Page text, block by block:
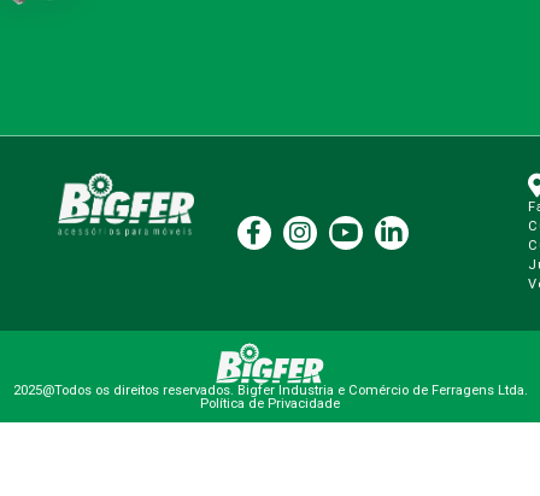
2025@Todos os direitos reservados. Bigfer Industria e Comércio de Ferragens Ltda.
Política de Privacidade